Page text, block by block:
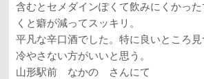
含むとセメダインぽくて飲みにくかっ
くと癖が減ってスッキリ。
平凡な辛口酒でした。特に良いところ見
冷やさない方がいいと思う。
山形駅前 なかの さんにて